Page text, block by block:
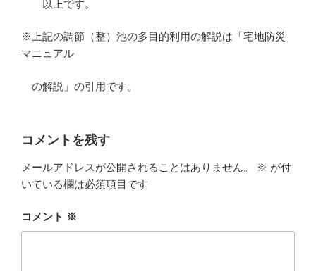
以上です。
※上記の調節（整）池の多目的利用の解説は「宅地防災
マニュアル
の解説」の引用です。
コメントを残す
メールアドレスが公開されることはありません。 ※ が付
いている欄は必須項目です
コメント ※